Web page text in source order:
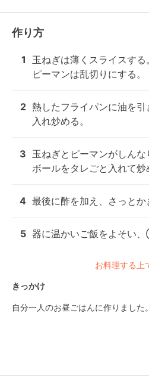
作り方
1
玉ねぎは薄くスライスする。
ピーマンは乱切りにする。
2 熱したフライパンに油を
入れ炒める。
3 玉ねぎとピーマンがしん
ボールをタレごと入れて炒
4 最後に酢を加え、さっとか
5 器に温かいご飯をよそい
お料理する上
きっかけ
自分一人のお昼ごはんに作りました。